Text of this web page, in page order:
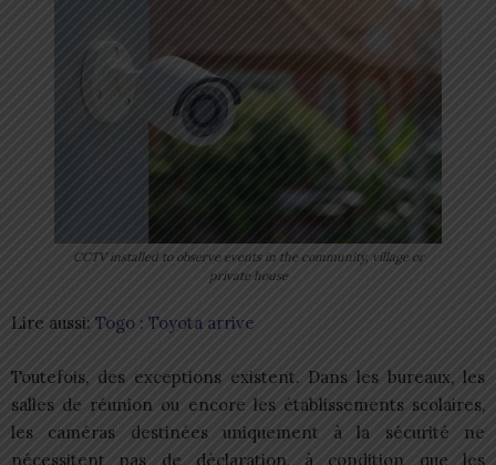
CCTV installed to observe events in the community, village or
private house
Lire aussi: Togo : Toyota arrive
Toutefois, des exceptions existent. Dans les bureaux, les
salles de réunion ou encore les établissements scolaires,
les caméras destinées uniquement à la sécurité ne
nécessitent pas de déclaration, à condition que les